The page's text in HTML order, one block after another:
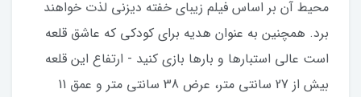
محیط آن بر اساس فیلم زیبای خفته دیزنی لذت خواهند
برد. همچنین به عنوان هدیه برای کودکی که عاشق قلعه
است عالی استبارها و بارها بازی کنید - ارتفاع این قلعه
بیش از 27 سانتی متر، عرض 38 سانتی متر و عمق 11